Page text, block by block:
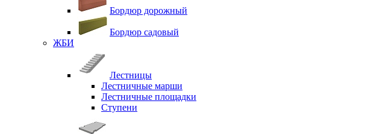
Бордюр дорожный
Бордюр садовый
ЖБИ
Лестницы
Лестничные марши
Лестничные площадки
Ступени